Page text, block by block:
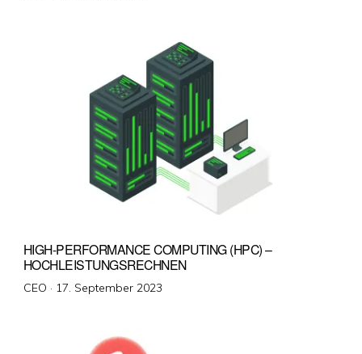
HIGH-PERFORMANCE COMPUTING (HPC) –
HOCHLEISTUNGSRECHNEN
CEO · Veröffentlicht
17. September 2023